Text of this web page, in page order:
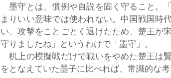
墨守とは、慣例や自説を固く守ること。
まりいい意味では使われない。中国戦国
い、攻撃をことごとく退けたため、楚王が
守りましたね」というわけで「墨守」。
机上の模擬戦だけで戦いをやめた楚王は
をとなえていた墨子に比べれば、常識的な